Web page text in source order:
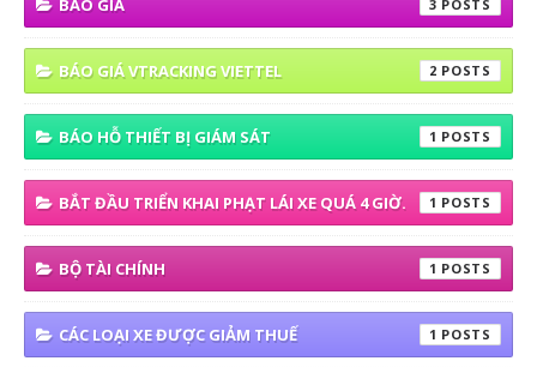
BÁO GIÁ 3
BÁO GIÁ VTRACKING VIETTEL 2
BÁO HỖ THIẾT BỊ GIÁM SÁT 1
BẮT ĐẦU TRIỂN KHAI PHẠT LÁI XE QUÁ 4 GIỜ. 1
BỘ TÀI CHÍNH 1
CÁC LOẠI XE ĐƯỢC GIẢM THUẾ 1